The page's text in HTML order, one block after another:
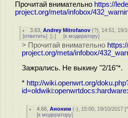
Прочитай внимательно https://
project.org/meta/infobox/
3.63 ,Andrey Mitrofanov (?), 14:51, 19/
[ответить] [↓] [к модератору]
> Прочитай внимательно
project.org/meta/infobox/
Зажрались. Не выкину "2/16"*.
* http://wiki.openwrt.org/
4.66 ,Аноним (-), 15:00, 19/10/2017 [
[к модератору]